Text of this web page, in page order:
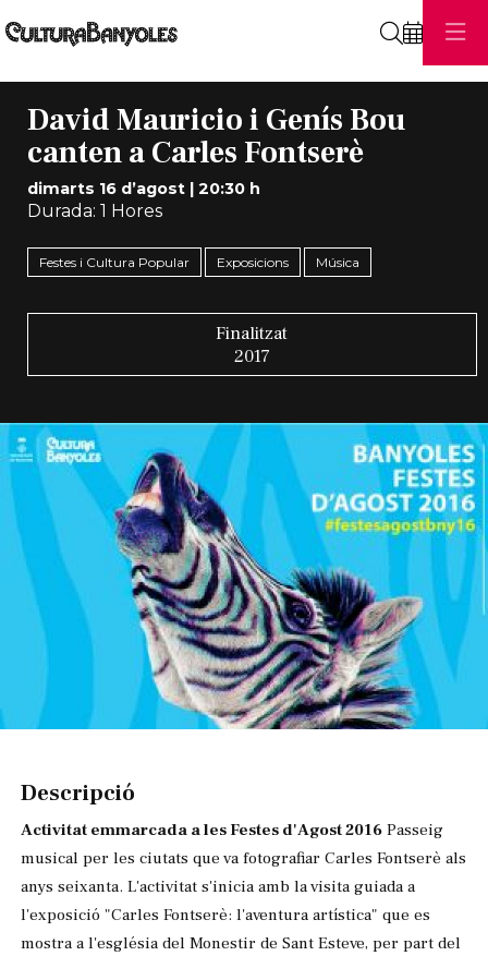
David Mauricio i Genís Bou
canten a Carles Fontserè
dimarts 16 d’agost| 20:30 h
Durada: 1 Hores
Festes i Cultura Popular Exposicions Música
Finalitzat
2017
Descripció
Activitat emmarcada a les Festes d'Agost 2016 Passeig
musical per les ciutats que va fotografiar Carles Fontserè als
anys seixanta. L'activitat s'inicia amb la visita guiada a
l'exposició "Carles Fontserè: l'aventura artística" que es
mostra a l'església del Monestir de Sant Esteve, per part del